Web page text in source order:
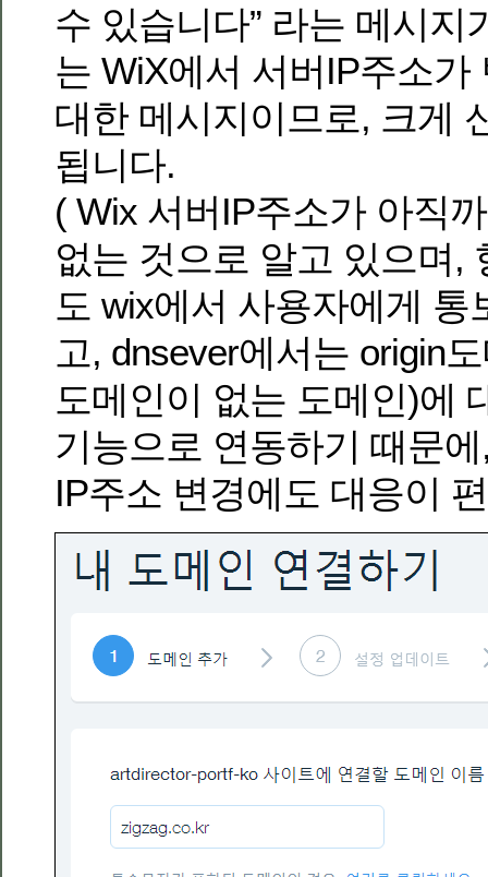
수 있습니다” 라는 메시지
는 WiX에서 서버IP주소가
대한 메시지이므로, 크게
됩니다.
( Wix 서버IP주소가 아직
없는 것으로 알고 있으며,
도 wix에서 사용자에게 통
고, dnsever에서는 origin
도메인이 없는 도메인)에
기능으로 연동하기 때문
IP주소 변경에도 대응이